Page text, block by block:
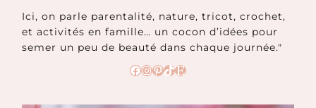
Ici, on parle parentalité, nature, tricot, crochet,
et activités en famille… un cocon d’idées pour
semer un peu de beauté dans chaque journée."
Facebook
Instagram
Pinterest
TikTok
Etsy